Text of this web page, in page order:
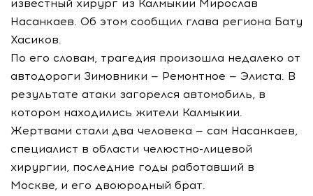
известный хирург из Калмыкии Мирослав
Насанкаев. Об этом сообщил глава региона Бату
Хасиков.
По его словам, трагедия произошла недалеко от
автодороги Зимовники — Ремонтное — Элиста. В
результате атаки загорелся автомобиль, в
котором находились жители Калмыкии.
Жертвами стали два человека — сам Насанкаев,
специалист в области челюстно-лицевой
хирургии, последние годы работавший в
Москве, и его двоюродный брат.